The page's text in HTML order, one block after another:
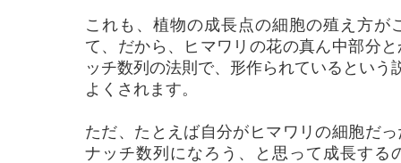
これも、植物の成長点の細胞の殖え方が
て、だから、ヒマワリの花の真ん中部分
ッチ数列の法則で、形作られているという
よくされます。
ただ、たとえば自分がヒマワリの細胞だ
ナッチ数列になろう、と思って成長する